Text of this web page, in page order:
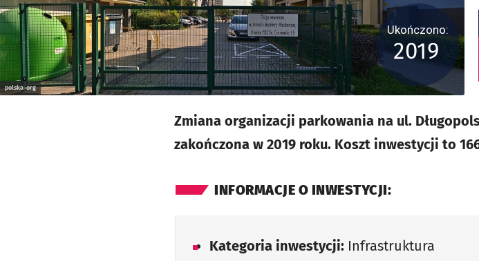
polska-org
Ukończono:
2019
Zmiana organizacji parkowania na ul.
zakończona w 2019 roku. Koszt inwestycji to
INFORMACJE O INWESTYCJI:
Kategoria inwestycji: Infrastruktura